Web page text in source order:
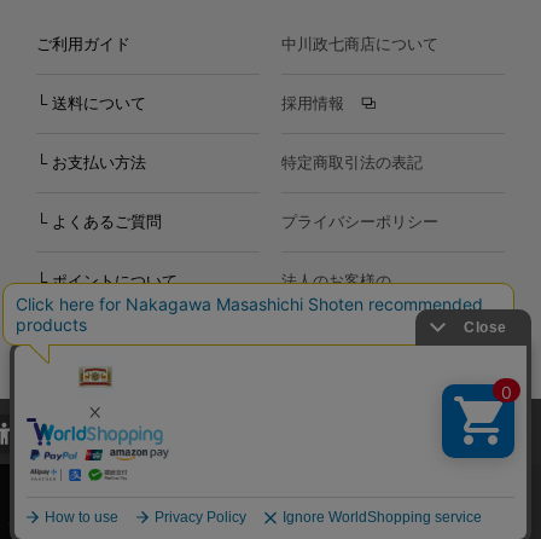
ご利用ガイド
└ 送料について
└ お支払い方法
└ よくあるご質問
└ ポイントについて
お問い合わせ
中川政七商店について
採用情報
特定商取引法の表記
プライバシーポリシー
法人のお客様の
お問い合わせ
Copyright©2000-2026
Nakagawa Masashichi Shoten All Rights Reserved.
当サイトでは、当サイト内における閲覧履歴・属性情報などの取得およ
び利便性向上のためにクッキー（Cookie）を使用いたします。詳細に
関しては「プライバシーポリシー
承諾する